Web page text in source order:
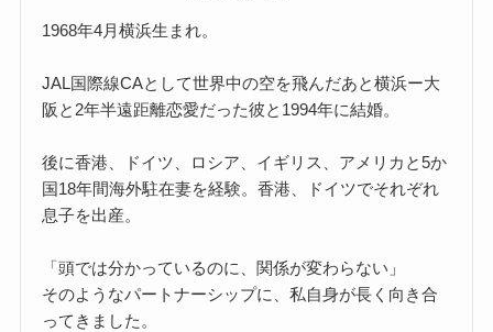
1968年4月横浜生まれ。
JAL国際線CAとして世界中の空を飛んだあと横浜ー大
阪と2年半遠距離恋愛だった彼と1994年に結婚。
後に香港、ドイツ、ロシア、イギリス、アメリカと5か
国18年間海外駐在妻を経験。香港、ドイツでそれぞれ
息子を出産。
「頭では分かっているのに、関係が変わらない」
そのようなパートナーシップに、私自身が長く向き合
ってきました。